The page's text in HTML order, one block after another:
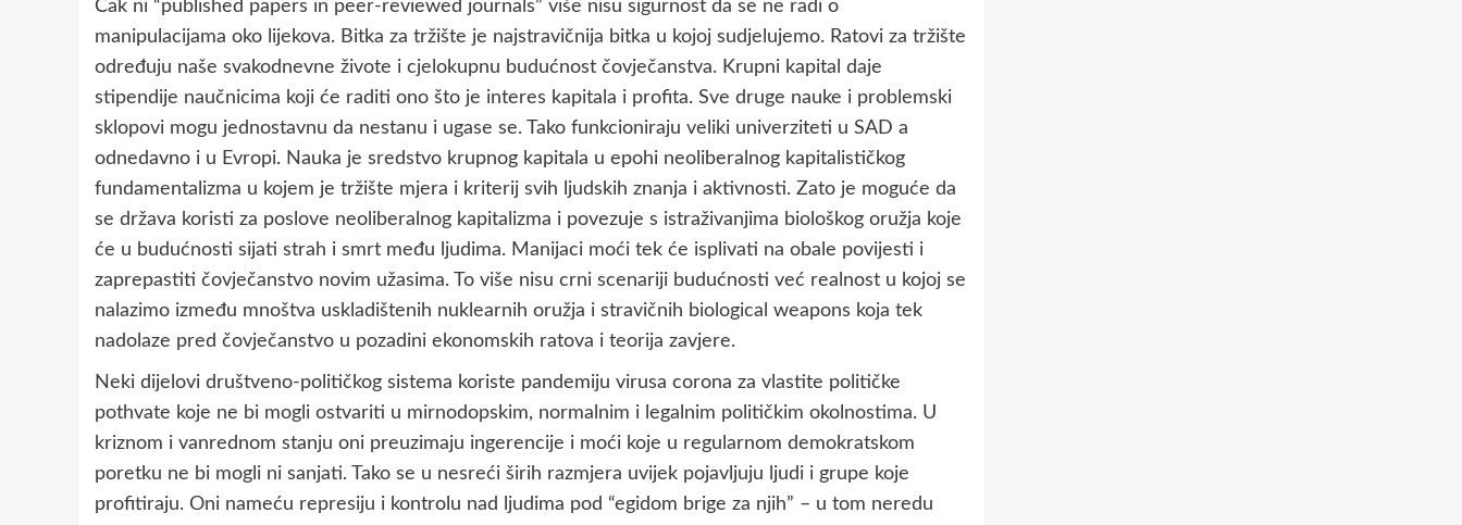
Čak ni “published papers in peer-reviewed journals” više nisu sigurnost da se ne radi o
manipulacijama oko lijekova. Bitka za tržište je najstravičnija bitka u kojoj sudjelujemo. Ratovi za tržište
određuju naše svakodnevne živote i cjelokupnu budućnost čovječanstva. Krupni kapital daje
stipendije naučnicima koji će raditi ono što je interes kapitala i profita. Sve druge nauke i problemski
sklopovi mogu jednostavnu da nestanu i ugase se. Tako funkcioniraju veliki univerziteti u SAD a
odnedavno i u Evropi. Nauka je sredstvo krupnog kapitala u epohi neoliberalnog kapitalističkog
fundamentalizma u kojem je tržište mjera i kriterij svih ljudskih znanja i aktivnosti. Zato je moguće da
se država koristi za poslove neoliberalnog kapitalizma i povezuje s istraživanjima biološkog oružja koje
će u budućnosti sijati strah i smrt među ljudima. Manijaci moći tek će isplivati na obale povijesti i
zaprepastiti čovječanstvo novim užasima. To više nisu crni scenariji budućnosti već realnost u kojoj se
nalazimo između mnoštva uskladištenih nuklearnih oružja i stravičnih biological weapons koja tek
nadolaze pred čovječanstvo u pozadini ekonomskih ratova i teorija zavjere.
Neki dijelovi društveno-političkog sistema koriste pandemiju virusa corona za vlastite političke
pothvate koje ne bi mogli ostvariti u mirnodopskim, normalnim i legalnim političkim okolnostima. U
kriznom i vanrednom stanju oni preuzimaju ingerencije i moći koje u regularnom demokratskom
poretku ne bi mogli ni sanjati. Tako se u nesreći širih razmjera uvijek pojavljuju ljudi i grupe koje
profitiraju. Oni nameću represiju i kontrolu nad ljudima pod “egidom brige za njih” – u tom neredu